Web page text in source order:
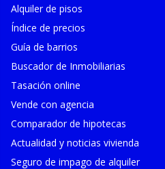
Alquiler de pisos
Índice de precios
Guía de barrios
Buscador de Inmobiliarias
Tasación online
Vende con agencia
Comparador de hipotecas
Actualidad y noticias vivienda
Seguro de impago de alquiler